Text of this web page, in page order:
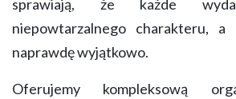
sprawiają, że każde
niepowtarzalnego charakteru, a
naprawdę wyjątkowo.
Oferujemy kompleksową